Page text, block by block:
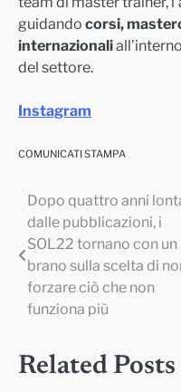
guidando corsi,
internazionali
del settore.
Instagram
COMUNICATI STAMPA
Navigazione
articoli
Dopo quattro anni
dalle pubblicazioni, i
SOL22 tornano con un
brano sulla scelta di
forzare ciò che non
funziona più
Related Posts